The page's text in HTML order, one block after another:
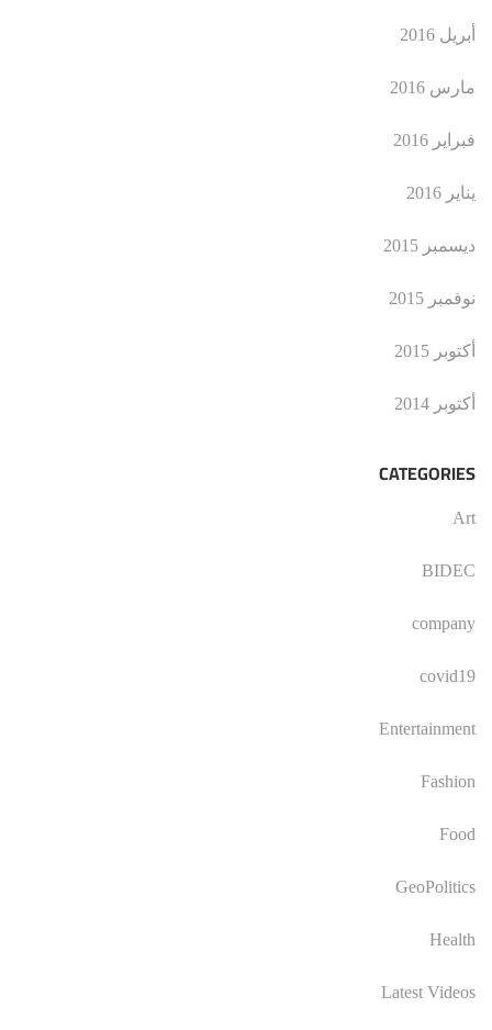
أبريل 2016
مارس 2016
فبراير 2016
يناير 2016
ديسمبر 2015
نوفمبر 2015
أكتوبر 2015
أكتوبر 2014
CATEGORIES
Art
BIDEC
company
covid19
Entertainment
Fashion
Food
GeoPolitics
Health
Latest Videos